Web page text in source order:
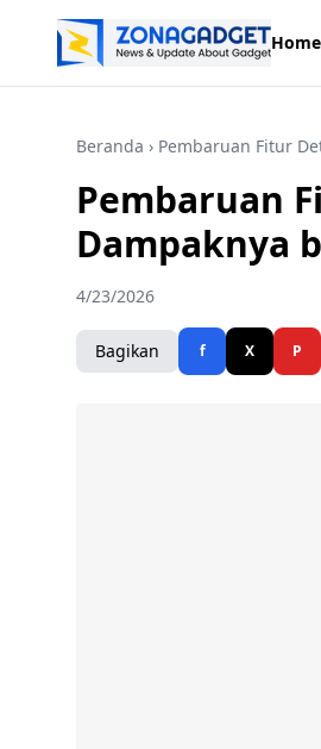
Home
Beranda › Pembaruan Fitur
Pembaruan
Dampaknya
4/23/2026
Bagikan f X P